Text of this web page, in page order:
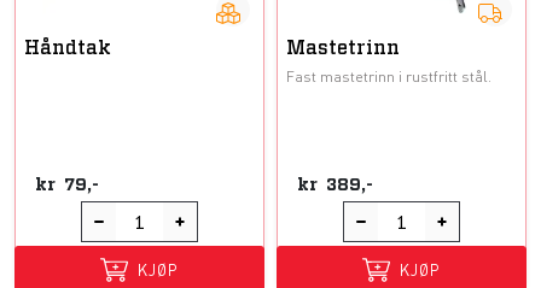
Håndtak
kr 79,-
KJØP
Mastetrinn
Fast mastetrinn i rustfritt stål.
kr 389,-
KJØP